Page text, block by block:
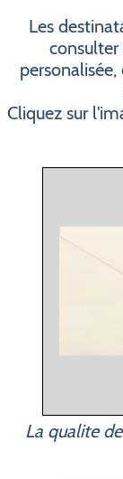
Les
Cliquez sur
La qualite